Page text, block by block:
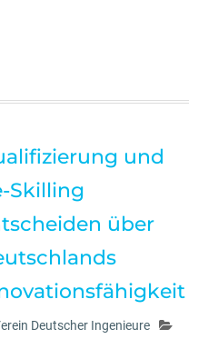
und
Skilling
über
Deutscher Ingenieure